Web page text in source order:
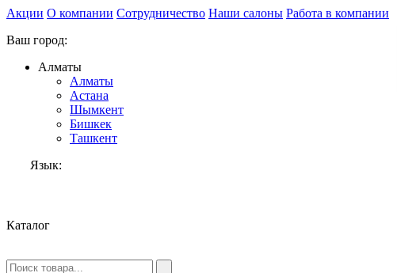
Акции О компании Сотрудничество Наши салоны Работа в компании
Ваш город:
Алматы
Алматы
Астана
Шымкент
Бишкек
Ташкент
Язык:
Каталог